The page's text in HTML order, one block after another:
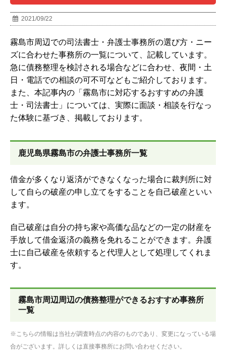
2021/09/22
霧島市周辺での司法書士・弁護士事務所の選び方・ニー
ズに合わせた事務所の一覧について、記載しています。
急に債務整理を検討される場合などに合わせ、夜間・土
日・電話での相談の可不可などもご紹介しております。
また、本記事内の「霧島市に対応するおすすめの弁護
士・司法書士」については、実際に面談・相談を行なっ
た体験に基づき、掲載しております。
鹿児島県霧島市の弁護士事務所一覧
借金が多くなり返済ができなくなった場合に裁判所に対
して自らの破産の申し立てをすることを自己破産といい
ます。
自己破産は自分の持ち家や高価な品などの一定の財産を
手放して借金返済の義務を免れることができます。弁護
士に自己破産を依頼すると代理人として処理してくれま
す。
霧島市周辺周辺の債務整理ができるおすすめ事務所
一覧
※こちらの情報は当社が調査時点の内容のものであり、変更になっている場
合がございます。詳しくは直接事務所にお問い合わせください。